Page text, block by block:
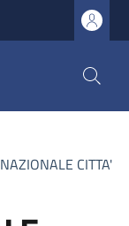
CITTA'